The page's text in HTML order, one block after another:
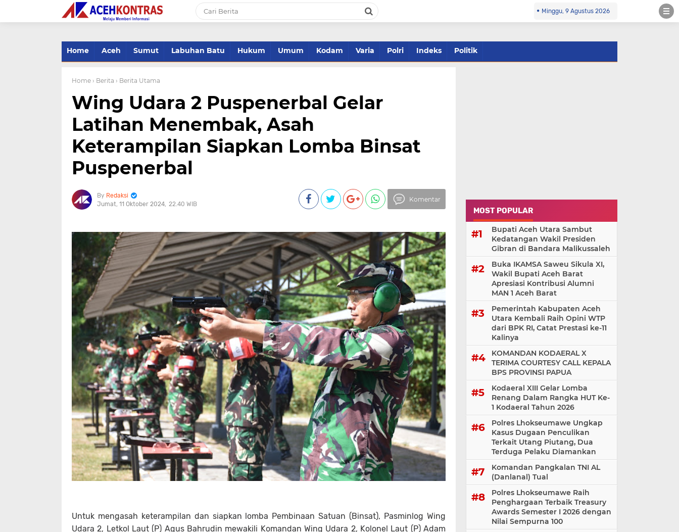
Minggu, 9 Agustus 2026
Home Aceh Sumut Labuhan Batu Hukum Umum Kodam Varia Polri Indeks Politik
Home › Berita › Berita Utama
Wing Udara 2 Puspenerbal Gelar
Latihan Menembak, Asah
Keterampilan Siapkan Lomba Binsat
Puspenerbal
Redaksi
Jumat, 11 Oktober 2024 22.40 WIB
Komentar
Untuk mengasah keterampilan dan siapkan lomba Pembinaan Satuan (Binsat), Pasminlog Wing
Udara 2, Letkol Laut (P) Agus Bahrudin mewakili Komandan Wing Udara 2, Kolonel Laut (P) Adam
MOST POPULAR
Bupati Aceh Utara Sambut
Kedatangan Wakil Presiden
Gibran di Bandara Malikussaleh
Buka IKAMSA Saweu Sikula XI,
Wakil Bupati Aceh Barat
Apresiasi Kontribusi Alumni
MAN 1 Aceh Barat
Pemerintah Kabupaten Aceh
Utara Kembali Raih Opini WTP
dari BPK RI, Catat Prestasi ke-11
Kalinya
KOMANDAN KODAERAL X
TERIMA COURTESY CALL KEPALA
BPS PROVINSI PAPUA
Kodaeral XIII Gelar Lomba
Renang Dalam Rangka HUT Ke-
1 Kodaeral Tahun 2026
Polres Lhokseumawe Ungkap
Kasus Dugaan Penculikan
Terkait Utang Piutang, Dua
Terduga Pelaku Diamankan
Komandan Pangkalan TNI AL
(Danlanal) Tual
Polres Lhokseumawe Raih
Penghargaan Terbaik Treasury
Awards Semester I 2026 dengan
Nilai Sempurna 100